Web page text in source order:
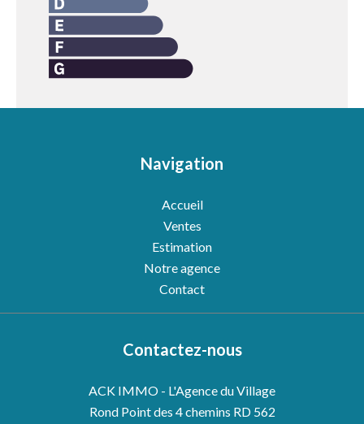
Navigation
Accueil
Ventes
Estimation
Notre agence
Contact
Contactez-nous
ACK IMMO - L'Agence du Village
Rond Point des 4 chemins RD 562